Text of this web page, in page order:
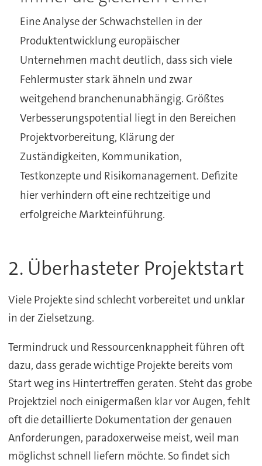
Eine Analyse der Schwachstellen in der
Produktentwicklung europäischer
Unternehmen macht deutlich, dass sich viele
Fehlermuster stark ähneln und zwar
weitgehend branchenunabhängig. Größtes
Verbesserungspotential liegt in den Bereichen
Projektvorbereitung, Klärung der
Zuständigkeiten, Kommunikation,
Testkonzepte und Risikomanagement. Defizite
hier verhindern oft eine rechtzeitige und
erfolgreiche Markteinführung.
2. Überhasteter Projektstart
Viele Projekte sind schlecht vorbereitet und unklar
in der Zielsetzung.
Termindruck und Ressourcenknappheit führen oft
dazu, dass gerade wichtige Projekte bereits vom
Start weg ins Hintertreffen geraten. Steht das grobe
Projektziel noch einigermaßen klar vor Augen, fehlt
oft die detaillierte Dokumentation der genauen
Anforderungen, paradoxerweise meist, weil man
möglichst schnell liefern möchte. So findet sich